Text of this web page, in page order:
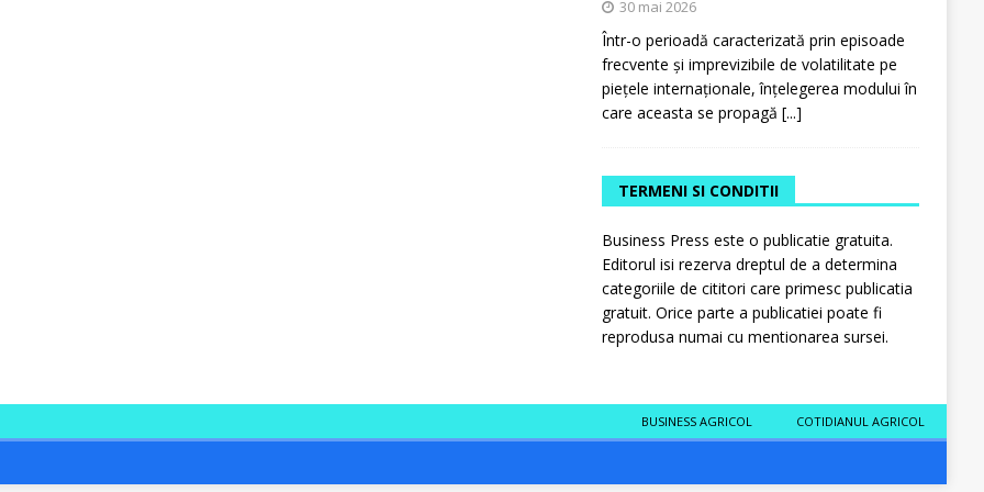
30 mai 2026
Într-o perioadă caracterizată prin episoade
frecvente și imprevizibile de volatilitate pe
piețele internaționale, înțelegerea modului în
care aceasta se propagă [...]
TERMENI SI CONDITII
Business Press este o publicatie gratuita.
Editorul isi rezerva dreptul de a determina
categoriile de cititori care primesc publicatia
gratuit. Orice parte a publicatiei poate fi
reprodusa numai cu mentionarea sursei.
BUSINESS AGRICOL COTIDIANUL AGRICOL